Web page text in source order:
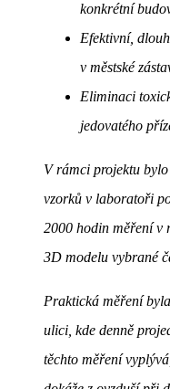
konkrétní
Efektivní,
v městské
Eliminaci
jedovatého
V rámci projektu
vzorků v laboratoři
2000 hodin měření v
3D modelu vybrané
Praktická měření
ulici, kde denně
těchto měření